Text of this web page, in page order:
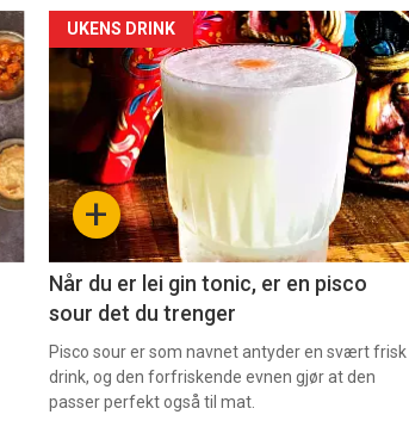
Forsiden
akkurat
nå
-
+
UKENS DRINK
Når du er lei gin tonic, er en pisco
sour det du trenger
Pisco sour er som navnet antyder en svært frisk
drink, og den forfriskende evnen gjør at den
passer perfekt også til mat.